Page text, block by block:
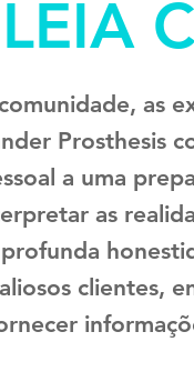
LEIA
as
Prosthesis
a uma
as
profunda
clientes,